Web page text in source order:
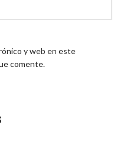
y web en este
comente.